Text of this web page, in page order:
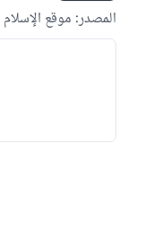
المصدر: موقع